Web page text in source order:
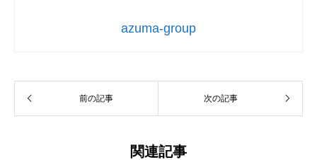
azuma-group
前の記事 次の記事
関連記事